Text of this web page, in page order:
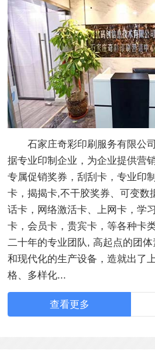
石家庄奇彩印刷服务有限公司
据专业印制企业，为企业提供营
专属促销奖券，刮刮卡，专业印
卡，揭揭卡,不干胶奖券、可变数
话卡，网络激活卡、上网卡，学
卡，会员卡，贵宾卡，等各种卡
二十年的专业团队, 高起点的团
和现代化的生产设备，造就出了
格、多样化...
查看更多